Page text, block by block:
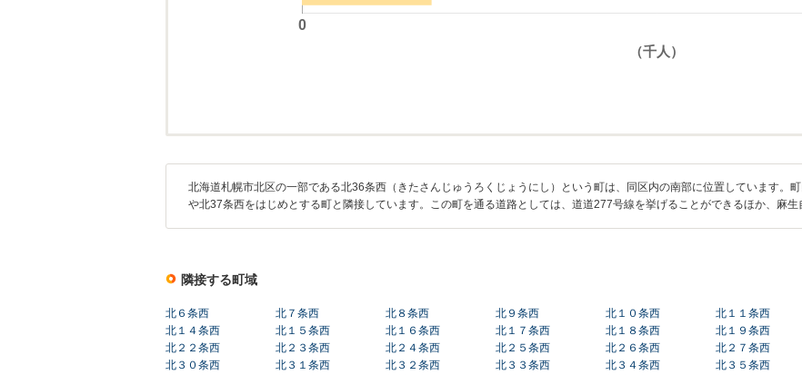
北海道札幌市北区の一部である北36条西（きたさんじゅうろくじょうにし）という町は、同区内の南部に位置しています。
や北37条西をはじめとする町と隣接しています。この町を通る道路としては、道道277号線を挙げることができるほか、麻生
隣接する町域
北６条西 北７条西 北８条西 北９条西 北１０条西 北１１条西
北１４条西
北１５条西 北１６条西 北１７条西 北１８条西 北１９条西
北２２条西
北２３条西 北２４条西 北２５条西 北２６条西 北２７条西
北３０条西
北３１条西 北３２条西 北３３条西 北３４条西 北３５条西